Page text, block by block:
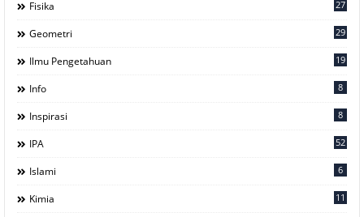
Fisika 27
Geometri 29
Ilmu Pengetahuan 19
Info 8
Inspirasi 8
IPA 52
Islami 6
Kimia 11